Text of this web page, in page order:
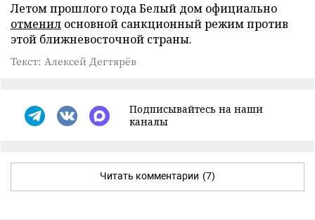
Летом прошлого года Белый дом официально
отменил основной санкционный режим против
этой ближневосточной страны.
Текст: Алексей Дегтярёв
Подписывайтесь на наши
каналы
Читать комментарии (7)